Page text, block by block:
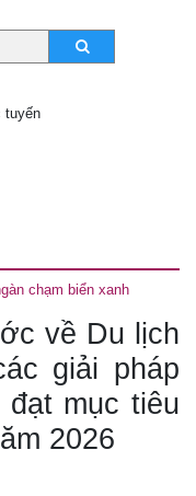
chạm biển xanh
về Du lịch
giải pháp
mục tiêu
2026